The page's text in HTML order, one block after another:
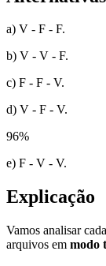
a) V - F - F.
b) V - V - F.
c) F - F - V.
d) V - F - V.
96%
e) F - V - V.
Explicação
Vamos analisar
arquivos em modo